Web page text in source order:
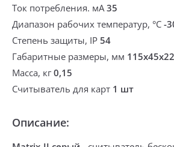
Ток потребления. мА35
Диапазон рабочих температур, °С -
Степень защиты, IP 54
Габаритные размеры, мм 115х45х22
Масса, кг0,15
Считыватель для карт 1 шт
Описание: